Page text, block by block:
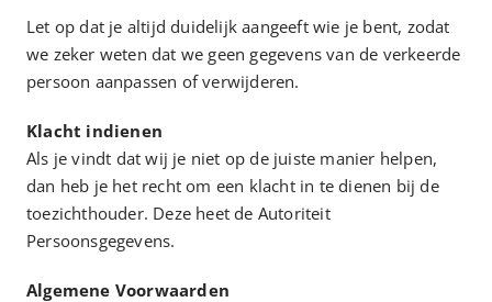
Let op dat je altijd duidelijk aangeeft wie je bent, zodat
we zeker weten dat we geen gegevens van de verkeerde
persoon aanpassen of verwijderen.
Klacht indienen
Als je vindt dat wij je niet op de juiste manier helpen,
dan heb je het recht om een klacht in te dienen bij de
toezichthouder. Deze heet de Autoriteit
Persoonsgegevens.
Algemene Voorwaarden